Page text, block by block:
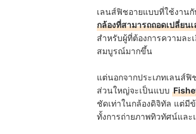
เลนส์ฟิชอายแบบที่ใช้งาน
กล้องที่สามารถถอดเปลี่ยน
สำหรับผู้ที่ต้องการความละ
สมบูรณ์มากขึ้น
แต่นอกจากประเภทเลนส์
ส่วนใหญ่จะเป็นแบบ
ชัดเท่าในกล้องดิจิทัล แต่มี
ทั้งการถ่ายภาพทิวทัศน์และ